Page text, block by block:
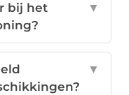
bij het
▼
▼